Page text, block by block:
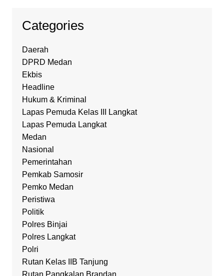
Categories
Daerah
DPRD Medan
Ekbis
Headline
Hukum & Kriminal
Lapas Pemuda Kelas III Langkat
Lapas Pemuda Langkat
Medan
Nasional
Pemerintahan
Pemkab Samosir
Pemko Medan
Peristiwa
Politik
Polres Binjai
Polres Langkat
Polri
Rutan Kelas IIB Tanjung
Rutan Pangkalan Brandan